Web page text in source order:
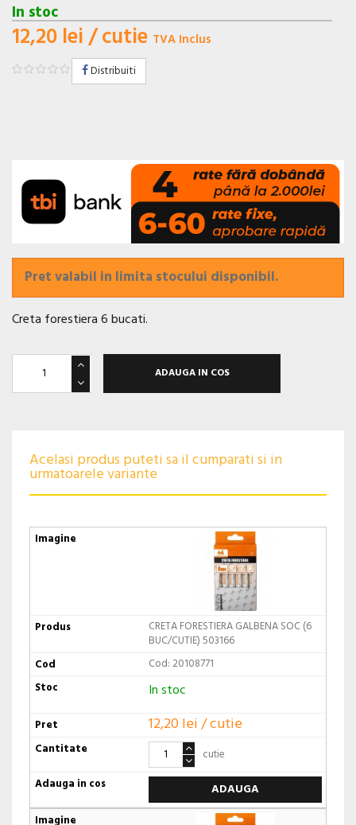
In stoc
12,20 lei/ cutie TVA Inclus
Distribuiti
Pret valabil in limita stocului disponibil.
Creta forestiera 6 bucati.
ADAUGA IN COS
Acelasi produs puteti sa il cumparati si in
urmatoarele variante
CRETA FORESTIERA GALBENA SOC (6
BUC/CUTIE) 503166
Cod: 20108771
In stoc
12,20 lei / cutie
cutie
ADAUGA